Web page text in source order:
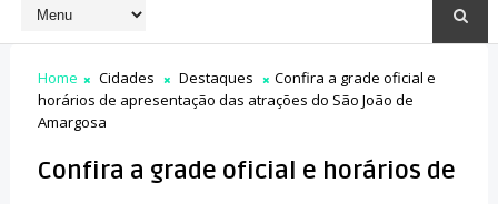
Home Cidades Destaques
Confira a grade oficial e
horários de apresentação das atrações do São João de
Amargosa
Confira a grade oficial e horários de